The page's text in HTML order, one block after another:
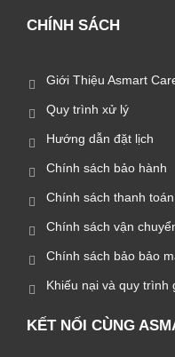
CHÍNH SÁCH
Giới Thiệu Asmart
Quy trình xử lý
Hướng dẫn đặt lịch
Chính sách bảo hành
Chính sách thanh toán
Chính sách vận
Chính sách bảo bảo
Khiếu nại và quy trình
KẾT NỐI CÙNG